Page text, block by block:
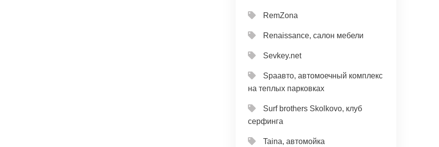
RemZona
Renaissance, салон мебели
Sevkey.net
Spaавто, автомоечный комплекс
на теплых парковках
Surf brothers Skolkovo, клуб
серфинга
Taina, автомойка